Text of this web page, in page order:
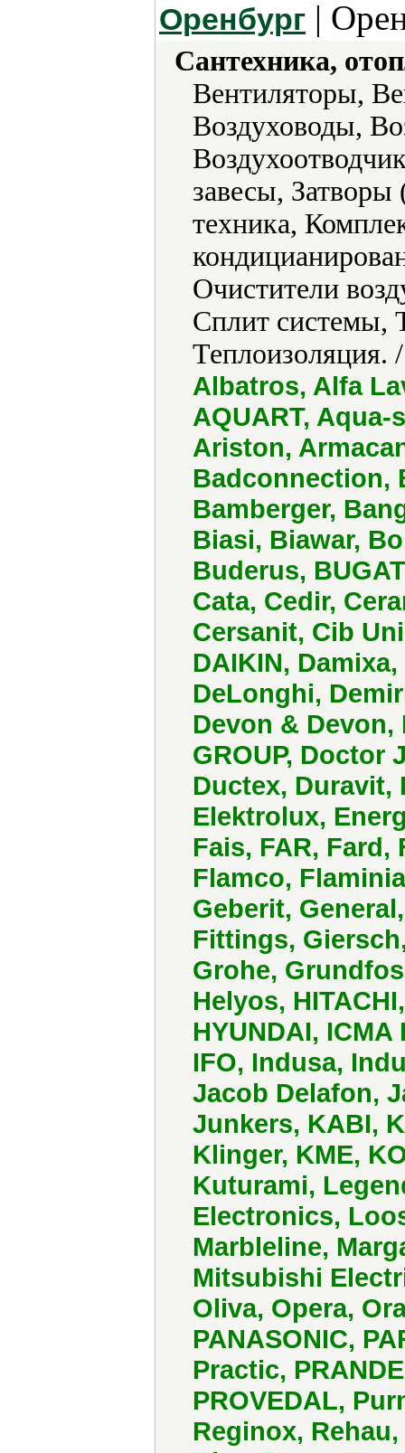
Оренбург |
Сантехника,
Вентиляторы,
Воздуховоды,
завесы,
техника,
Очистители
Сплит системы,
Теплоизоляция.
Albatros, Alfa
AQUART,
Ariston,
Badconnection,
Bamberger,
Biasi, Biawar,
Buderus,
Cata, Cedir,
Cersanit, Cib
DAIKIN,
DeLonghi,
Devon & Devon,
GROUP, Doctor
Ductex, Duravit,
Elektrolux,
Fais, FAR, Fard,
Flamco,
Geberit,
Fittings,
Grohe,
Helyos,
HYUNDAI,
IFO, Indusa,
Jacob Delafon,
Junkers, KABI,
Klinger, KME,
Kuturami,
Еlectronics,
Marbleline,
Mitsubishi
Oliva, Opera,
PANASONIC,
Practic,
PROVEDAL,
Reginox,